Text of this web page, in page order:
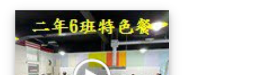
相簿列表